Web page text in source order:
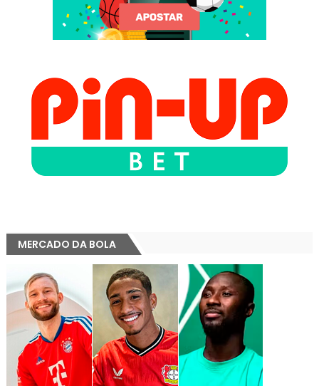
MERCADO DA BOLA